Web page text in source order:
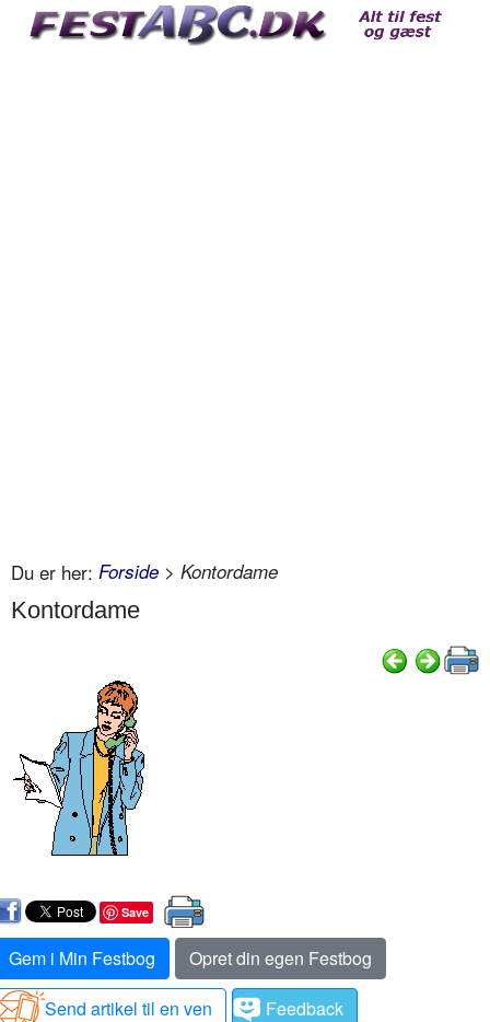
Du er her: Forside > Kontordame
Kontordame
Save
Gem i Min Festbog
Opret din egen Festbog
Send artikel til en ven
Feedback